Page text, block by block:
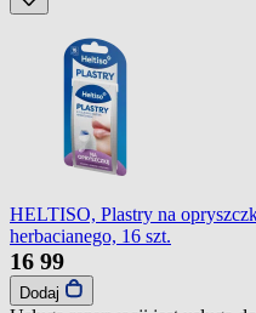
HELTISO, Plastry na
herbacianego, 16 szt.
16 99
Dodaj